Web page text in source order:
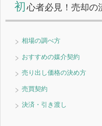
初 心者必見！売却の
相場の調べ方
おすすめの媒介契約
売り出し価格の決め方
売買契約
決済・引き渡し